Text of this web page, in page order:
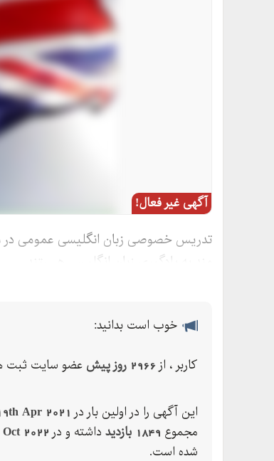
آگهی غیر فعال!
تدریس خصوصی زبان انگلیسی عمومی در
مند به یادگیری زبان انگلیسی هـستند
خوب است بدانید:
کاربر ، از 2966 روز پیش عضو سایت ثبت
این آگهی را در اولین بار در Apr 2021
مجموع 1849 بازدید داشته و در 2022
شده است.